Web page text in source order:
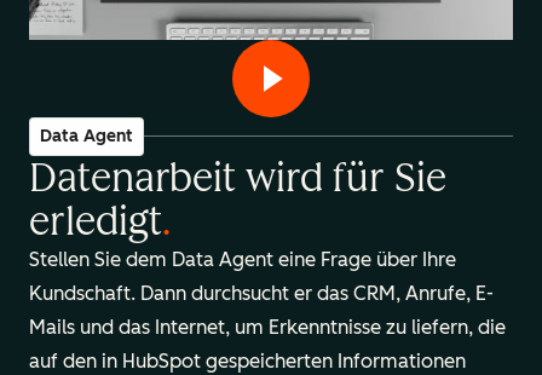
Data Agent
Datenarbeit wird für Sie
erledigt.
Stellen Sie dem Data Agent eine Frage über Ihre
Kundschaft. Dann durchsucht er das CRM, Anrufe, E-
Mails und das Internet, um Erkenntnisse zu liefern, die
auf den in HubSpot gespeicherten Informationen